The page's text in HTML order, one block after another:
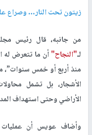
زيتون تحت النار… وصراع
من جانبه، قال رئيس
لـ"النجاح"أن ما تتعرض له
منذ أربع أو خمس سنوات”،
الأشجار، بل تشمل
الأراضي وحتى استهداف
وأضاف عويس أن عمليات